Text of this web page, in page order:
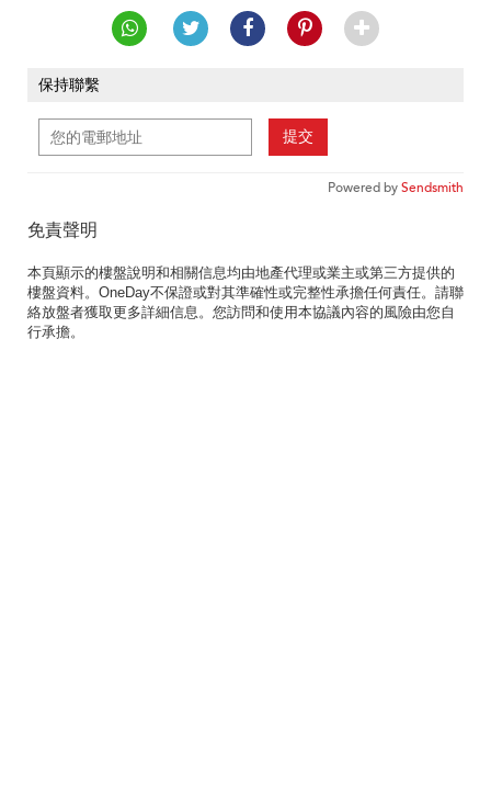
保持聯繫
提交
Powered bySendsmith
免責聲明
本頁顯示的樓盤說明和相關信息均由地產代理或業主或第三方提供的
樓盤資料。OneDay不保證或對其準確性或完整性承擔任何責任。請聯
絡放盤者獲取更多詳細信息。您訪問和使用本協議內容的風險由您自
行承擔。